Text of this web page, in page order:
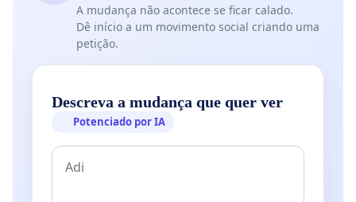
A mudança não acontece se ficar calado.
Dê início a um movimento social criando uma
petição.
Descreva a mudança que quer ver
Potenciado por IA